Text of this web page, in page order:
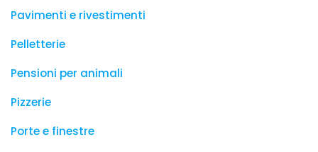
Pavimenti e rivestimenti
Pelletterie
Pensioni per animali
Pizzerie
Porte e finestre